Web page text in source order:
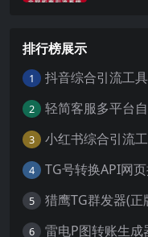
排行榜展示
1
2
3
4
5
6